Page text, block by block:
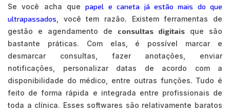
Se você acha quepapel e caneta já estão mais do que
ultrapassados , você tem razão. Existem ferramentas de
gestão e agendamento de consultas digitais que são
bastante práticas. Com elas, é possível marcar e
desmarcar consultas, fazer anotações, enviar
notificações, personalizar datas de acordo com a
disponibilidade do médico, entre outras funções. Tudo é
feito de forma rápida e integrada entre profissionais de
toda a clínica. Esses softwares são relativamente baratos